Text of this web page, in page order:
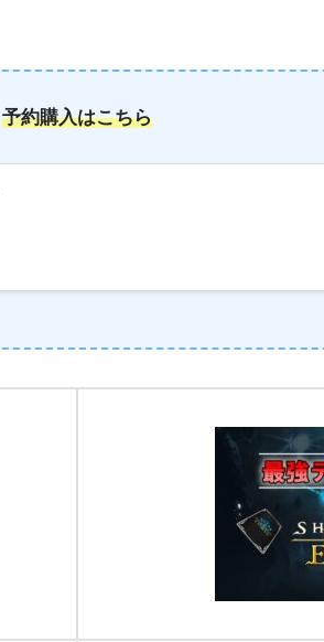
予約購入はこちら